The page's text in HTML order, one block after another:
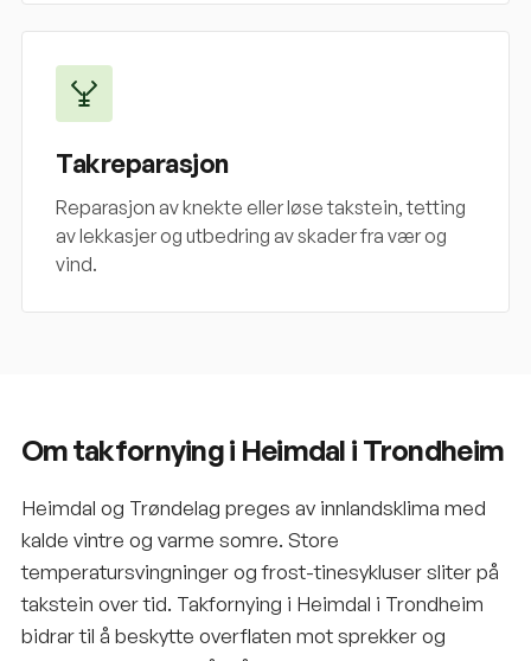
Takreparasjon
Reparasjon av knekte eller løse takstein, tetting
av lekkasjer og utbedring av skader fra vær og
vind.
Om takfornying i Heimdal i Trondheim
Heimdal og Trøndelag preges av innlandsklima med
kalde vintre og varme somre. Store
temperatursvingninger og frost-tinesykluser sliter på
takstein over tid. Takfornying i Heimdal i Trondheim
bidrar til å beskytte overflaten mot sprekker og